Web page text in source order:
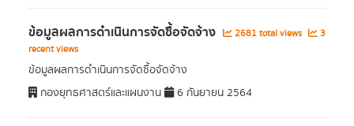
ข้อมูลผลการดำเนินการจัดซื้อจัดจ้าง 2681 total views
3
recent views
ข้อมูลผลการดำเนินการจัดซื้อจัดจ้าง
กองยุทธศาสตร์และแผนงาน
6 กันยายน 2564